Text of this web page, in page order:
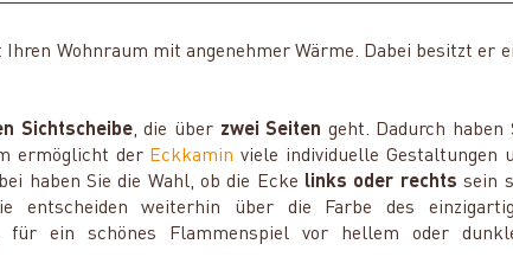
Ihren Wohnraum mit angenehmer Wärme. Dabei besitzt er
Sichtscheibe, die über zwei Seiten geht. Dadurch haben
ermöglicht der Eckkamin viele individuelle Gestaltungen
haben Sie die Wahl, ob die Ecke links oder rechts sein
entscheiden weiterhin über die Farbe des
für ein schönes Flammenspiel vor hellem oder